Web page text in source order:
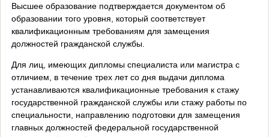
Высшее образование подтверждается документом об
образовании того уровня, который соответствует
квалификационным требованиям для замещения
должностей гражданской службы.
Для лиц, имеющих дипломы специалиста или магистра с
отличием, в течение трех лет со дня выдачи диплома
устанавливаются квалификационные требования к стажу
государственной гражданской службы или стажу работы по
специальности, направлению подготовки для замещения
главных должностей федеральной государственной